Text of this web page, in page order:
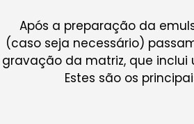
Após a preparação da
(caso seja necessário)
gravação da matriz, que inclui
Estes são os